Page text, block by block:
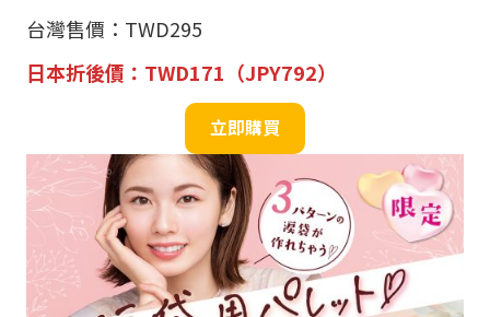
台灣售價：TWD295
日本折後價：TWD171（JPY792）
立即購買